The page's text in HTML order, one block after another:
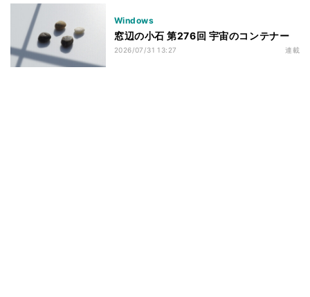
Windows
窓辺の小石 第276回 宇宙のコンテナー
2026/07/31 13:27 連載